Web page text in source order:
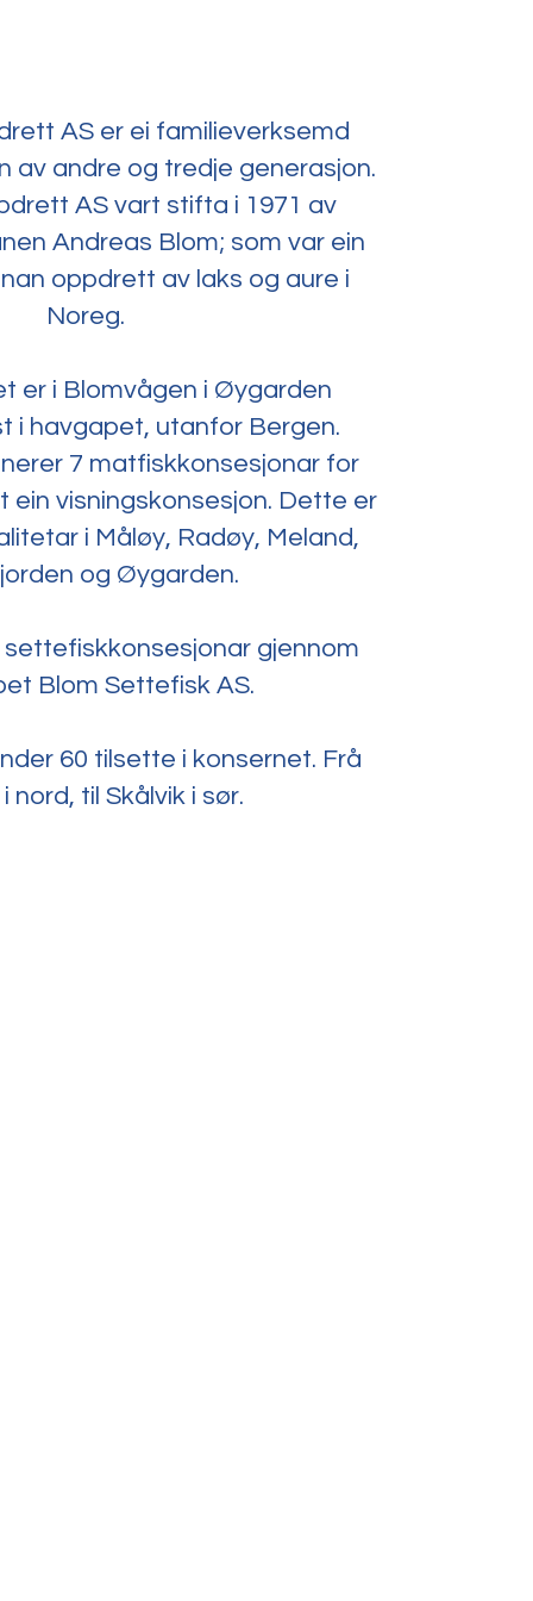
AS er ei familieverksemd
av andre og tredje generasjon.
AS vart stifta i 1971 av
Andreas Blom; som var ein
oppdrett av laks og aure i
Noreg.
er i Blomvågen i Øygarden
i havgapet, utanfor Bergen.
7 matfiskkonsesjonar for
ein visningskonsesjon. Dette er
i Måløy, Radøy, Meland,
og Øygarden.
gjennom
Blom Settefisk AS.
60 tilsette i konsernet. Frå
nord, til Skålvik i sør.